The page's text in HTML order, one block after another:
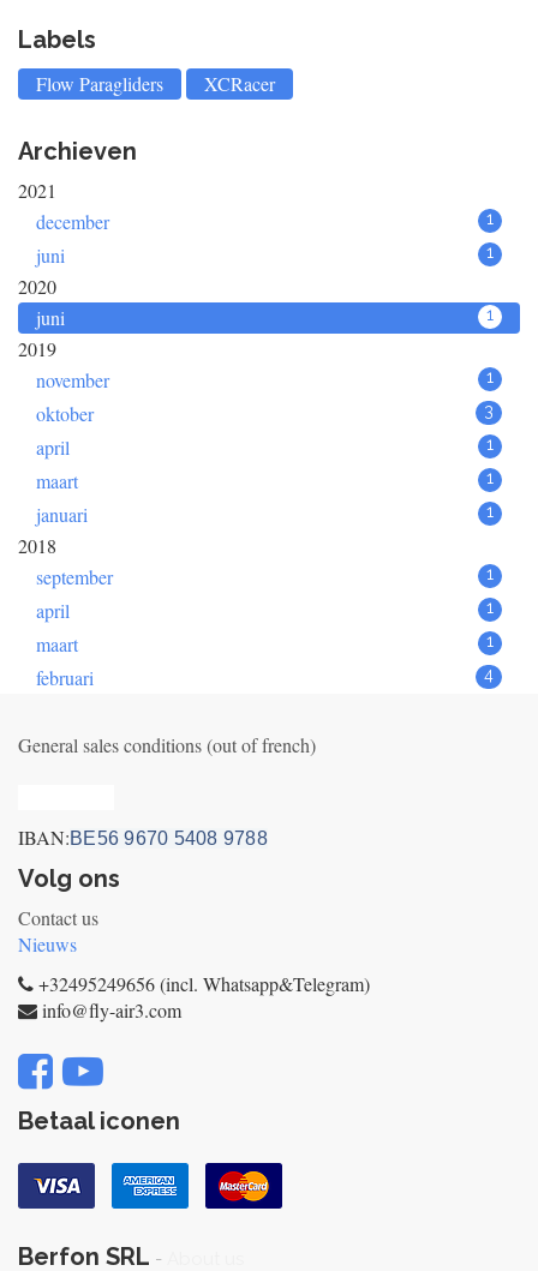
Labels
Flow Paragliders XCRacer
Archieven
2021
december
1
juni 1
2020
juni
1
2019
november
1
oktober 3
april 1
maart 1
januari 1
2018
september
1
april 1
maart 1
februari 4
General sales conditions (out of french)
IBAN:BE56 9670 5408 9788
Volg ons
Contact us
Nieuws
+32495249656 (incl. Whatsapp&Telegram)
info@fly-air3.com
Betaal iconen
Berfon SRL -